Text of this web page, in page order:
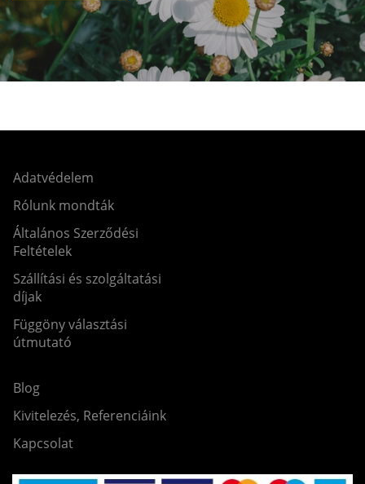
Adatvédelem
Rólunk mondták
Általános Szerződési
Feltételek
Szállítási és szolgáltatási
díjak
Függöny választási
útmutató
Blog
Kivitelezés, Referenciáink
Kapcsolat